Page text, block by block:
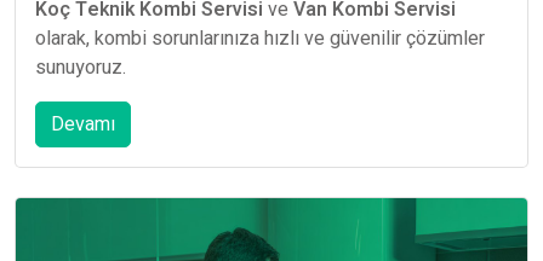
Koç Teknik Kombi Servisi ve Van Kombi Servisi
olarak, kombi sorunlarınıza hızlı ve güvenilir çözümler
sunuyoruz.
Devamı